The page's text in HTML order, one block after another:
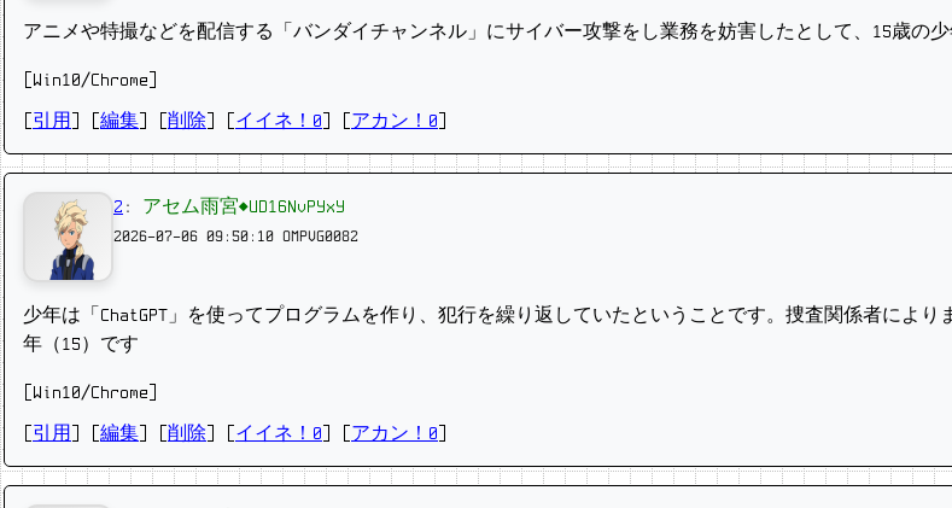
アニメや特撮などを配信する「バンダイチャンネル」にサイバー攻撃をし業務を妨害したとして、15歳の
[Win10/Chrome]
引用 編集 削除 イイネ！0 アカン！0
2 : アセム雨宮◆UD16NvPYxY
2026-07-06 09:50:10 OMPVG0082
少年は「ChatGPT」を使ってプログラムを作り、犯行を繰り返していたということです。捜査関係者によ
年（15）です
[Win10/Chrome]
引用 編集 削除 イイネ！0 アカン！0